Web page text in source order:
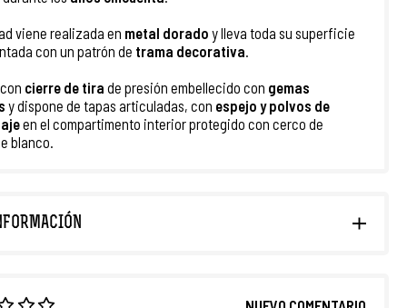
viene realizada en metal dorado y lleva toda su superficie
con un patrón de trama decorativa.
cierre de tira de presión embellecido con gemas
y dispone de tapas articuladas, con espejo y polvos de
en el compartimento interior protegido con cerco de
blanco.